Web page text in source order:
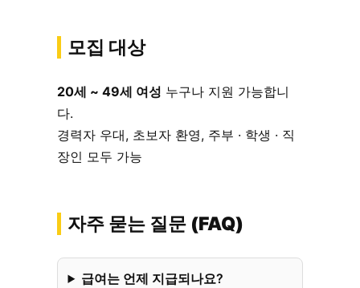
모집 대상
20세 ~ 49세 여성 누구나 지원 가능합니
다.
경력자 우대, 초보자 환영, 주부 · 학생 · 직
장인 모두 가능
자주 묻는 질문 (FAQ)
급여는 언제 지급되나요?